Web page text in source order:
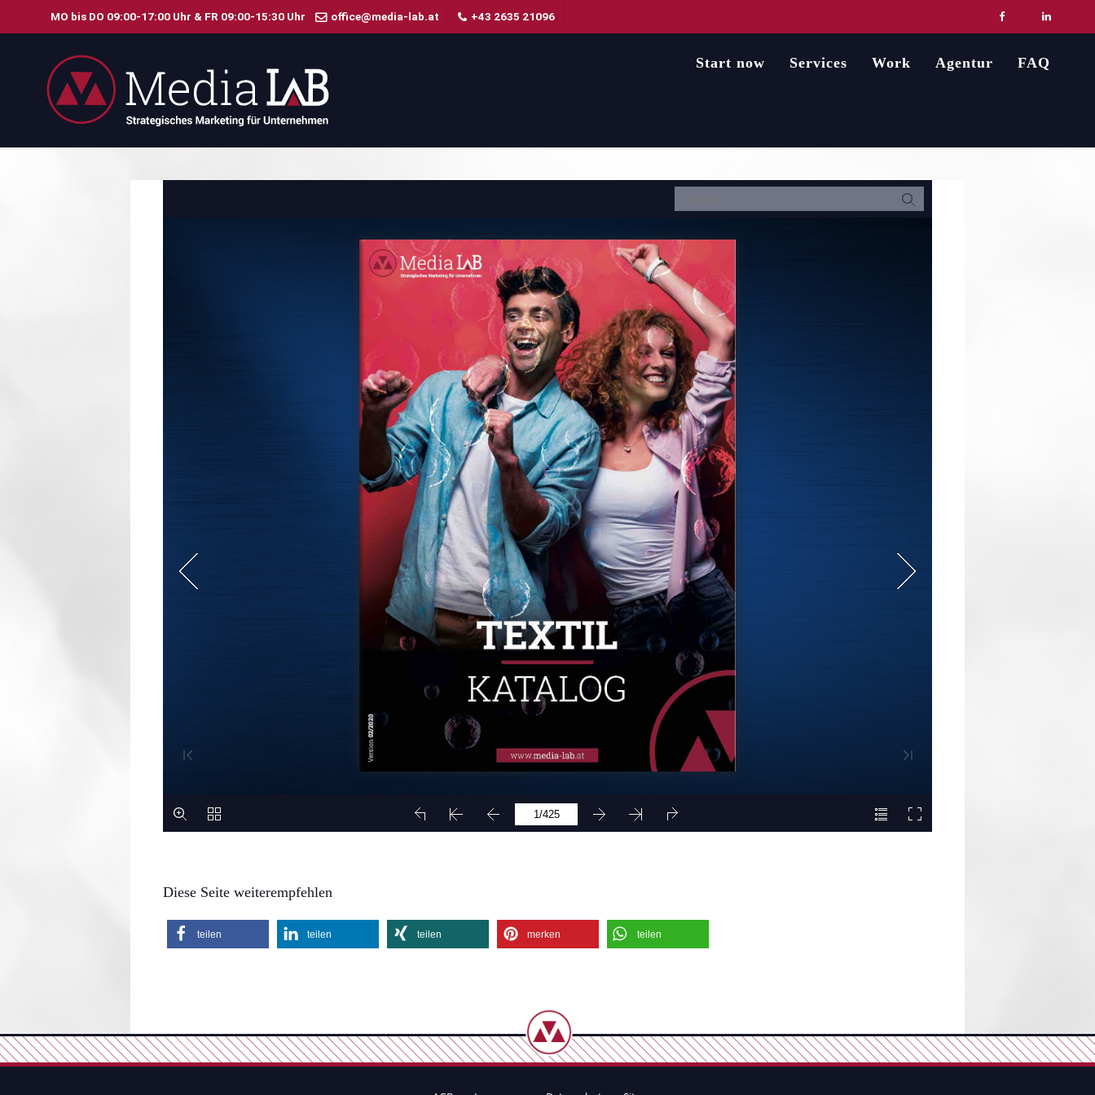
MO bis DO 09:00-17:00 Uhr & FR 09:00-15:30 Uhr office@media-lab.at +43 2635 21096
Start now Services Work Agentur FAQ
Diese Seite weiterempfehlen
teilen teilen teilen merken teilen